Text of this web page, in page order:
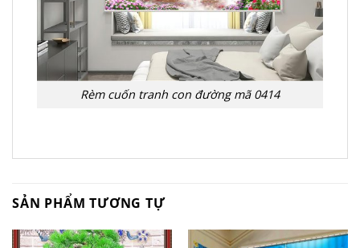
Rèm cuốn tranh con đường mã 0414
SẢN PHẨM TƯƠNG TỰ